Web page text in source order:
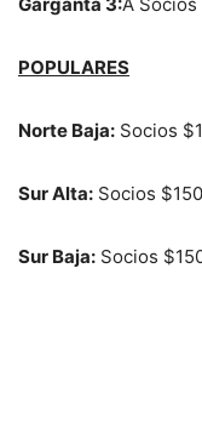
POPULARES
Norte Baja: Socios
Sur Alta: Socios $150
Sur Baja: Socios